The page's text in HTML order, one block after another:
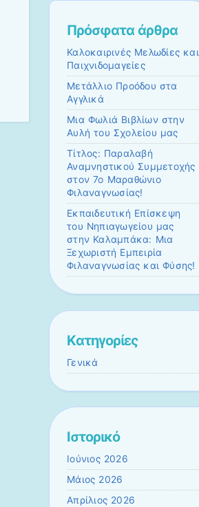
Πρόσφατα άρθρα
Καλοκαιρινές Μελωδίες και
Παιχνιδομαγείες
Μετάλλιο Προόδου στα
Αγγλικά
Μια Φωλιά Βιβλίων στην
Αυλή του Σχολείου μας
Τίτλος: Παραλαβή
Αναμνηστικού Συμμετοχής
στον 7ο Μαραθώνιο
Φιλαναγνωσίας!
Εκπαιδευτική Επίσκεψη
του Νηπιαγωγείου μας
στην Καλαμπάκα: Μια
Ξεχωριστή Εμπειρία
Φιλαναγνωσίας και Φύσης!
Kατηγορίες
Γενικά
Ιστορικό
Ιούνιος 2026
Μάιος 2026
Απρίλιος 2026